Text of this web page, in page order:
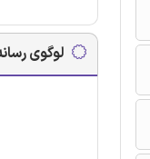
لوگوی